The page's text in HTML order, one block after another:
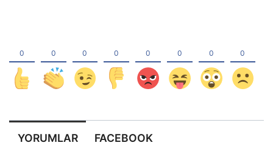
YORUMLAR FACEBOOK